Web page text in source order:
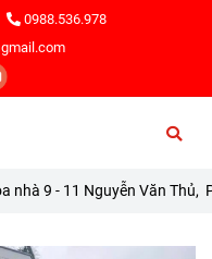
0988.536.978
nhà 9 - 11 Nguyễn Văn Thủ,